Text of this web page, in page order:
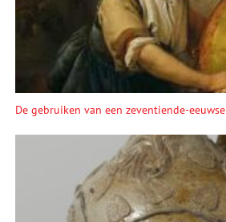
De gebruiken van een zeventiende-